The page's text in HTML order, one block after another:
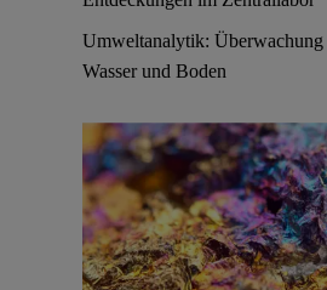
Umweltanalytik: Überwachung
Wasser und Boden